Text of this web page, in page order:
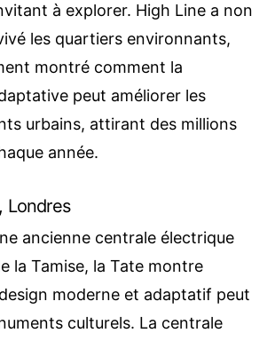
à explorer. High Line a non
les quartiers environnants,
montré comment la
peut améliorer les
urbains, attirant des millions
année.
Londres
ancienne centrale électrique
la Tamise, la Tate montre
moderne et adaptatif peut
culturels. La centrale